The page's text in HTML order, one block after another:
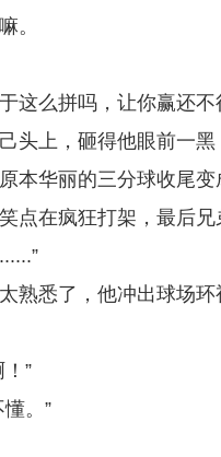
。
这么拼吗，让你赢还不
头上，砸得他眼前一黑
本华丽的三分球收尾变
点在疯狂打架，最后
熟悉了，他冲出球场环
”
。”